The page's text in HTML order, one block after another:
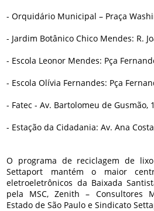
- Orquidário Municipal – Praça
- Jardim Botânico Chico Mendes: R.
- Escola Leonor Mendes: Pça
- Escola Olívia Fernandes: Pça
- Fatec - Av. Bartolomeu de Gusmão,
- Estação da Cidadania: Av. Ana
O programa de reciclagem de
Settaport mantém o maior
eletroeletrônicos da Baixada
pela MSC, Zenith – Consultores
Estado de São Paulo e Sindicato